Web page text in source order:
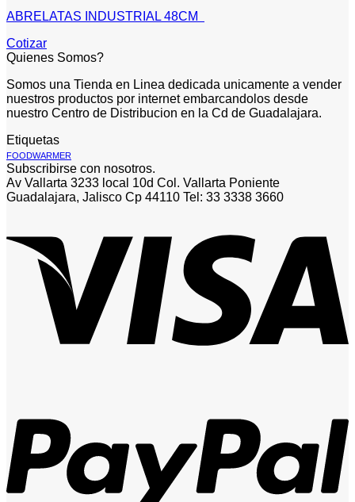
ABRELATAS INDUSTRIAL 48CM
Cotizar
Quienes Somos?
Somos una Tienda en Linea dedicada unicamente a vender
nuestros productos por internet embarcandolos desde
nuestro Centro de Distribucion en la Cd de Guadalajara.
Etiquetas
FOODWARMER
Subscribirse con nosotros.
Av Vallarta 3233 local 10d Col. Vallarta Poniente
Guadalajara, Jalisco Cp 44110 Tel: 33 3338 3660